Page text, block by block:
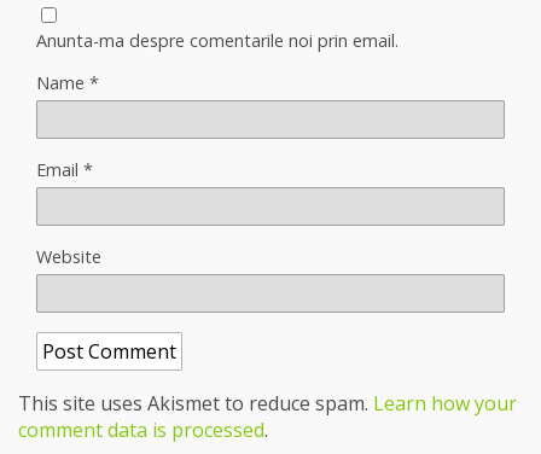
Anunta-ma despre comentarile noi prin email.
Name *
Email *
Website
This site uses Akismet to reduce spam. Learn how your
comment data is processed.